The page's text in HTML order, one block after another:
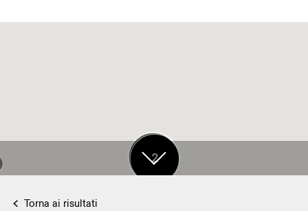
17
2
Torna ai risultati